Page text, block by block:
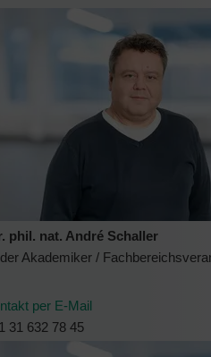
phil. nat. André Schaller
Akademiker /
per E-Mail
31 632 78 45